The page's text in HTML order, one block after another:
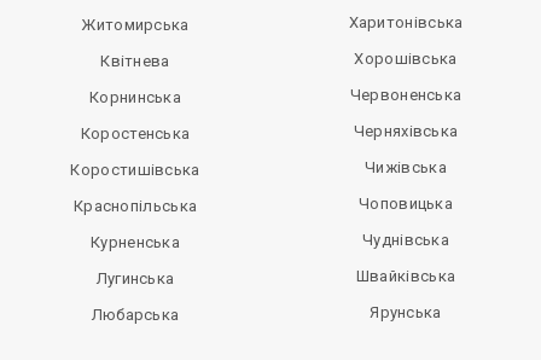
Житомирська
Квітнева
Корнинська
Коростенська
Коростишівська
Краснопільська
Курненська
Лугинська
Любарська
Харитонівська
Хорошівська
Червоненська
Черняхівська
Чижівська
Чоповицька
Чуднівська
Швайківська
Ярунська